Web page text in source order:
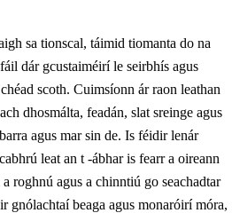
sa tionscal, táimid tiomanta do na
dár gcustaiméirí le seirbhís agus
scoth. Cuimsíonn ár raon leathan
dhosmálta, feadán, slat sreinge agus
agus mar sin de. Is féidir lenár
leat an t -ábhar is fearr a oireann
roghnú agus a chinntiú go seachadtar
gnólachtaí beaga agus monaróirí móra,